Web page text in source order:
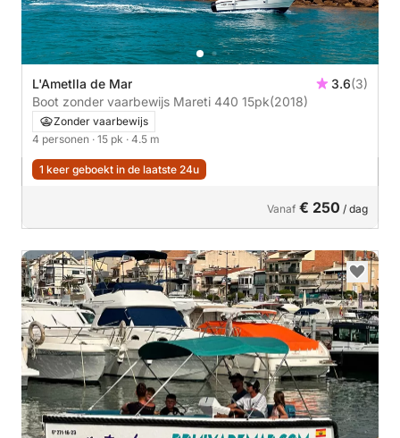
L'Ametlla de Mar 3.6(3)
Boot zonder vaarbewijs Mareti 440 15pk(2018)
Zonder vaarbewijs
4 personen · 15 pk · 4.5 m
1 keer geboekt in de laatste 24u
Vanaf € 250 / dag